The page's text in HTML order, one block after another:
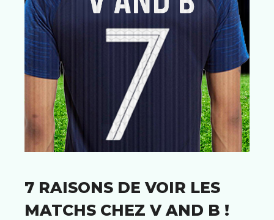
7 RAISONS DE VOIR LES
MATCHS CHEZ V AND B !